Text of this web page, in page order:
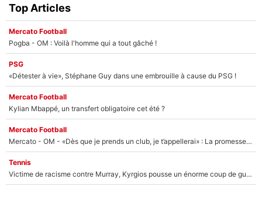
Top Articles
Mercato Football
Pogba - OM : Voilà l'homme qui a tout gâché !
PSG
«Détester à vie», Stéphane Guy dans une embrouille à cause du PSG !
Mercato Football
Kylian Mbappé, un transfert obligatoire cet été ?
Mercato Football
Mercato - OM - «Dès que je prends un club, je t’appellerai» : La promesse de Marcelino au moment de claquer la porte
Tennis
Victime de racisme contre Murray, Kyrgios pousse un énorme coup de gueule !